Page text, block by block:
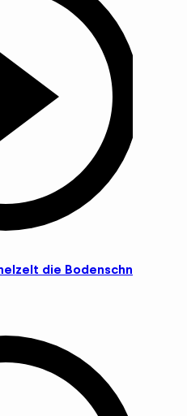
die Bodenschnüre